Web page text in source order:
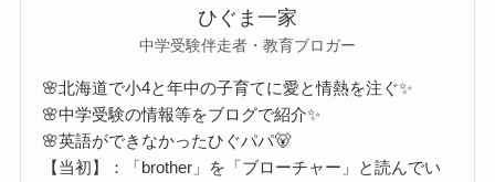
ひぐま一家
中学受験伴走者・教育ブロガー
🌸北海道で小4と年中の子育てに愛と情熱を注ぐ✨
🌸中学受験の情報等をブログで紹介✨
🌸英語ができなかったひぐパパ🐻
【当初】：「brother」を「ブローチャー」と読んでい